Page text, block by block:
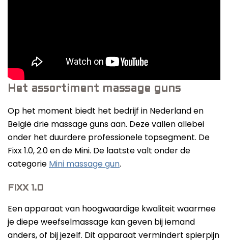
Het assortiment massage guns
Op het moment biedt het bedrijf in Nederland en
België drie massage guns aan. Deze vallen allebei
onder het duurdere professionele topsegment. De
Fixx 1.0, 2.0 en de Mini. De laatste valt onder de
categorie Mini massage gun.
FIXX 1.0
Een apparaat van hoogwaardige kwaliteit waarmee
je diepe weefselmassage kan geven bij iemand
anders, of bij jezelf. Dit apparaat vermindert spierpijn